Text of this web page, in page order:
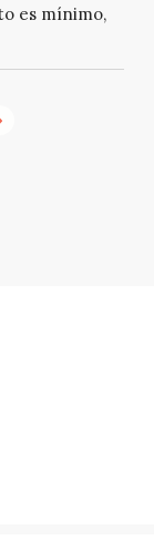
es mínimo,